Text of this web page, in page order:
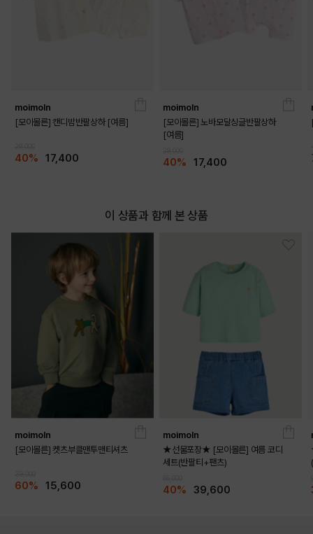
DETAILS
moimoln
[모이몰른] 캔디밤반팔상하 [여름]
40% 17,400
moimoln
[모이몰른] 노바모달싱글반팔상하
[여름]
40% 17,400
이 상품과 함께 본 상품
moimoln
[모이몰른] 켓츠부클맨투맨티셔츠
60% 15,600
moimoln
★선물포장★ [모이몰른] 여름 코디
세트(반팔티+팬츠)
40% 39,600